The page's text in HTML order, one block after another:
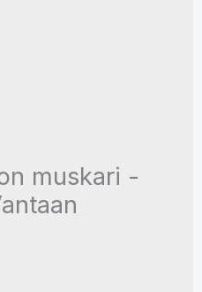
muskari -